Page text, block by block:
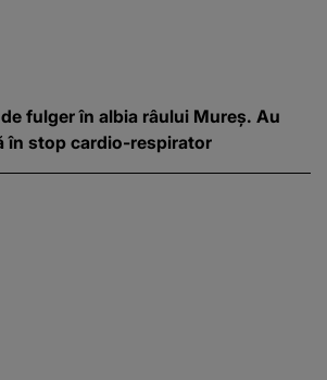
fulger în albia râului Mureș. Au
în stop cardio-respirator